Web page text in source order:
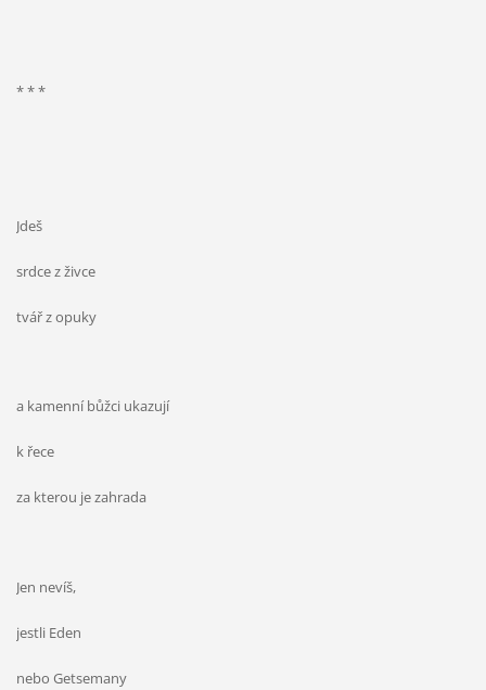
* * *
Jdeš
srdce z živce
tvář z opuky
a kamenní bůžci ukazují
k řece
za kterou je zahrada
Jen nevíš,
jestli Eden
nebo Getsemany